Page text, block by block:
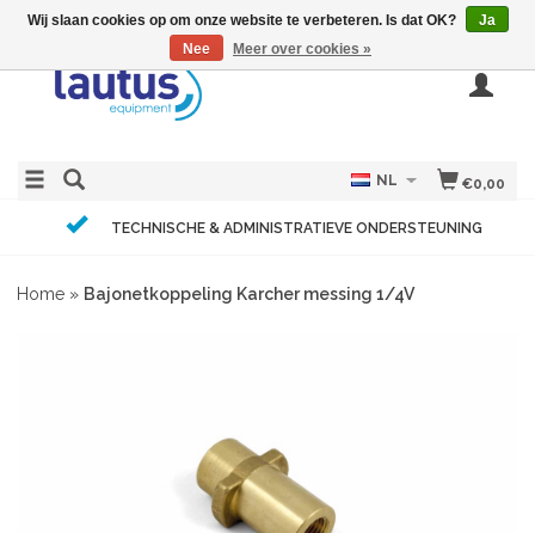
€0,00
NL
TECHNISCHE & ADMINISTRATIEVE ONDERSTEUNING
Home » Bajonetkoppeling Karcher messing 1/4V
Wij slaan cookies op om onze website te verbeteren. Is dat OK?
Ja
Nee
Meer over cookies »